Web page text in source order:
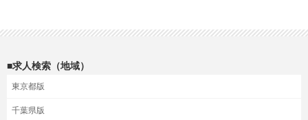
■求人検索（地域）
東京都版
千葉県版